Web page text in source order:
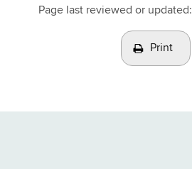
Page last reviewed or updated:
Print